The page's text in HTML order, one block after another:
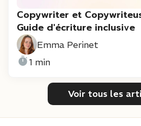
Copywriter et
Guide d'écriture inclusive
Emma Perinet
1 min
Voir tous les